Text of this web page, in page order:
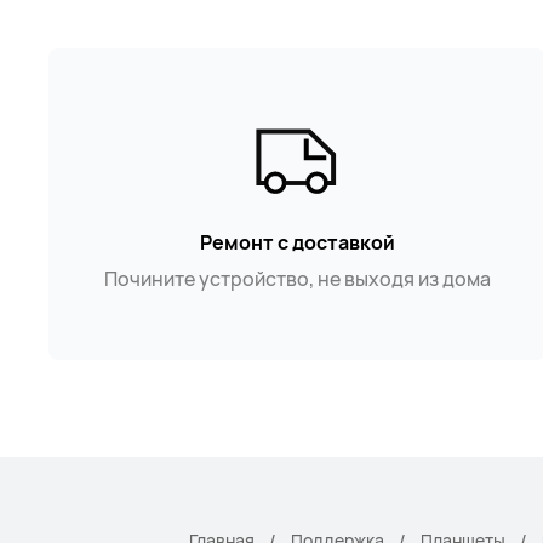
Ремонт с доставкой
Почините устройство, не выходя из дома